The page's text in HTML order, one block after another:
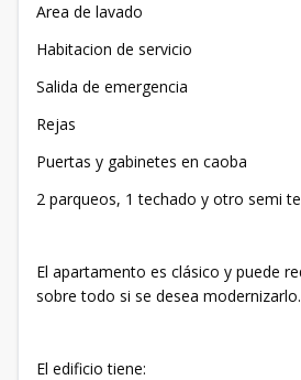
Area de lavado
Habitacion de servicio
Salida de emergencia
Rejas
Puertas y gabinetes en caoba
2 parqueos, 1 techado y otro semi
El apartamento es clásico y puede
sobre todo si se desea modernizarlo.
El edificio tiene: